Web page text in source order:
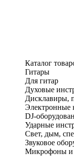
Каталог
Гитары
Для гитар
Духовые
Дисклавиры,
Электронные
DJ-
Ударные
Свет, дым,
Звуковое
Микрофоны и